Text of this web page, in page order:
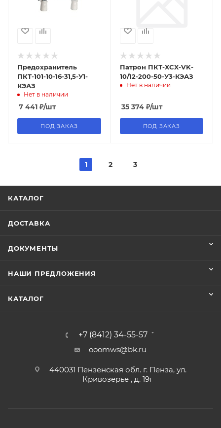
Предохранитель
ПКТ-101-10-16-31,5-У1-
КЭАЗ
Нет в наличии
7 441 ₽/шт
ПОД ЗАКАЗ
Патрон ПКТ-XCX-VK-
10/12-200-50-У3-КЭАЗ
Нет в наличии
35 374₽/шт
ПОД ЗАКАЗ
1 2 3
КАТАЛОГ
ДОСТАВКА
ДОКУМЕНТЫ
НАШИ ПРЕДЛОЖЕНИЯ
КАТАЛОГ
+7 (8412) 34-55-57
ooomws@bk.ru
440031 Пензенская обл. г. Пенза, ул.
Кривозерье , д. 19г